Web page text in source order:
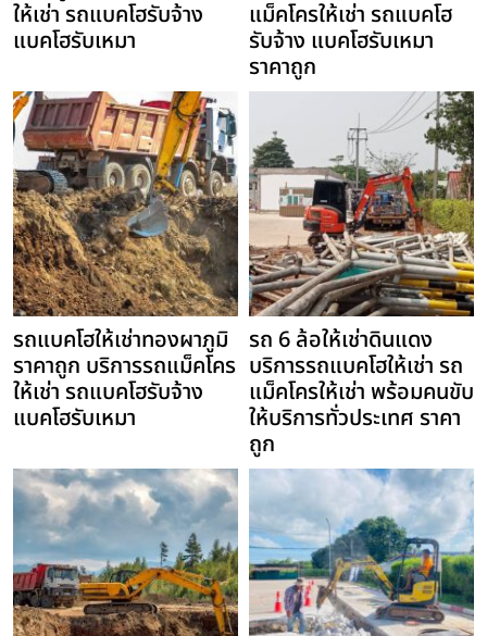
ให้เช่า รถแบคโฮรับจ้าง
แบคโฮรับเหมา
แม็คโครให้เช่า รถแบคโฮ
รับจ้าง แบคโฮรับเหมา
ราคาถูก
รถแบคโฮให้เช่าทองผาภูมิ
ราคาถูก บริการรถแม็คโคร
ให้เช่า รถแบคโฮรับจ้าง
แบคโฮรับเหมา
รถ 6 ล้อให้เช่าดินแดง
บริการรถแบคโฮให้เช่า รถ
แม็คโครให้เช่า พร้อมคนขับ
ให้บริการทั่วประเทศ ราคา
ถูก